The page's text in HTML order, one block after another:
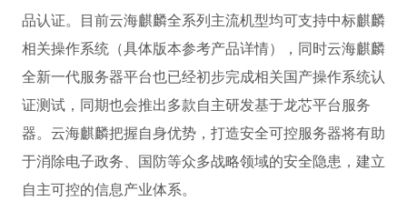
品认证。目前云海麒麟全系列主流机型均可支持中标麒麟
相关操作系统（具体版本参考产品详情），同时云海麒麟
全新一代服务器平台也已经初步完成相关国产操作系统认
证测试，同期也会推出多款自主研发基于龙芯平台服务
器。云海麒麟把握自身优势，打造安全可控服务器将有助
于消除电子政务、国防等众多战略领域的安全隐患，建立
自主可控的信息产业体系。